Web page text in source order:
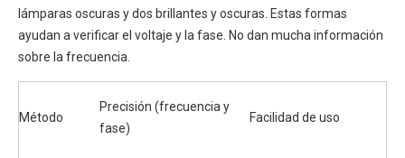
lámparas oscuras y dos brillantes y oscuras. Estas formas
ayudan a verificar el voltaje y la fase. No dan mucha información
sobre la frecuencia.
Método
Precisión (frecuencia y
fase)
Facilidad de uso